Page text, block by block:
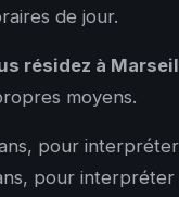
de jour.
résidez à
moyens.
pour
pour